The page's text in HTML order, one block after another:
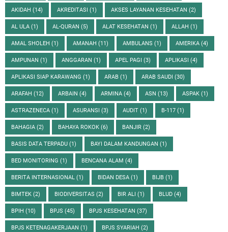
AKIDAH (14) AKREDITASI (1) AKSES LAYANAN KESEHATAN (2)
AL ULA (1) AL-QURAN (5) ALAT KESEHATAN (1) ALLAH (1)
AMAL SHOLEH (1) AMANAH (11) AMBULANS (1) AMERIKA (4)
AMPUNAN (1) ANGGARAN (1) APEL PAGI (3) APLIKASI (4)
APLIKASI SIAP KARAWANG (1) ARAB (1) ARAB SAUDI (30)
ARAFAH (12) ARBAIN (4) ARMINA (4) ASN (13) ASPAK (1)
ASTRAZENECA (1) ASURANSI (3) AUDIT (1) B-117 (1)
BAHAGIA (2) BAHAYA ROKOK (6) BANJIR (2)
BASIS DATA TERPADU (1) BAYI DALAM KANDUNGAN (1)
BED MONITORING (1) BENCANA ALAM (4)
BERITA INTERNASIONAL (1) BIDAN DESA (1) BIJB (1)
BIMTEK (2) BIODIVERSITAS (2) BIR ALI (1) BLUD (4)
BPIH (10) BPJS (45) BPJS KESEHATAN (37)
BPJS KETENAGAKERJAAN (1) BPJS SYARIAH (2)